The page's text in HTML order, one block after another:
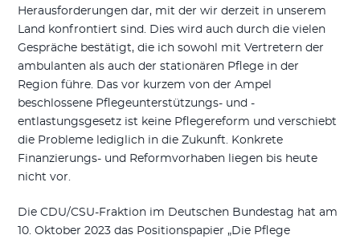
Herausforderungen dar, mit der wir derzeit in unserem
Land konfrontiert sind. Dies wird auch durch die vielen
Gespräche bestätigt, die ich sowohl mit Vertretern der
ambulanten als auch der stationären Pflege in der
Region führe. Das vor kurzem von der Ampel
beschlossene Pflegeunterstützungs- und -
entlastungsgesetz ist keine Pflegereform und verschiebt
die Probleme lediglich in die Zukunft. Konkrete
Finanzierungs- und Reformvorhaben liegen bis heute
nicht vor.
Die CDU/CSU-Fraktion im Deutschen Bundestag hat am
10. Oktober 2023 das Positionspapier „Die Pflege